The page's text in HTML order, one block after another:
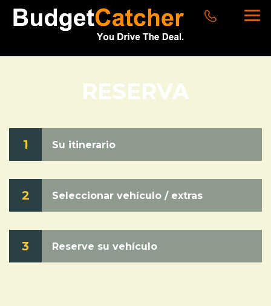
RESERVA
1 Su itinerario
2 Seleccionar vehículo / extras
3 Reserve su vehículo